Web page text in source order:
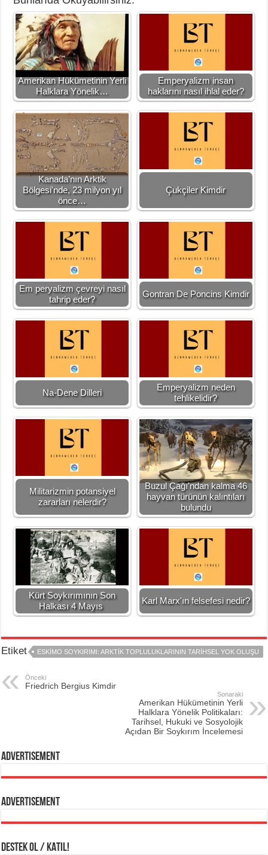
Amerikan Hükümetinin Yerli
Halklara Yönelik…
Emperyalizm insan
haklarını nasıl ihlal eder?
Kanada’nın Arktik
Bölgesi'nde, 23 milyon yıl
önce…
Çukçiler Kimdir
Em peryalizm çevreyi nasıl
tahrip eder?
Gontran De Poncins Kimdir
Na-Dene Dilleri
Emperyalizm neden
tehlikelidir?
Militarizmin potansiyel
zararları nelerdir?
Buzul Çağı'ndan kalma 46
hayvan türünün kalıntıları
bulundu
Kürt Soykırımının Son
Halkası 4 Mayıs
Karl Marx'ın felsefesi nedir?
Etiket ESKIMO SOYKIRIMI: ARKTIK TOPLULUKLARININ TARIHSEL YOK OLUŞU
Önceki
Friedrich Bergius Kimdir
Sonaraki
Amerikan Hükümetinin Yerli
Halklara Yönelik Politikaları:
Tarihsel, Hukuki ve Sosyolojik
Açıdan Bir Soykırım İncelemesi
Advertisement
Advertisement
DESTEK OL / KATIL!